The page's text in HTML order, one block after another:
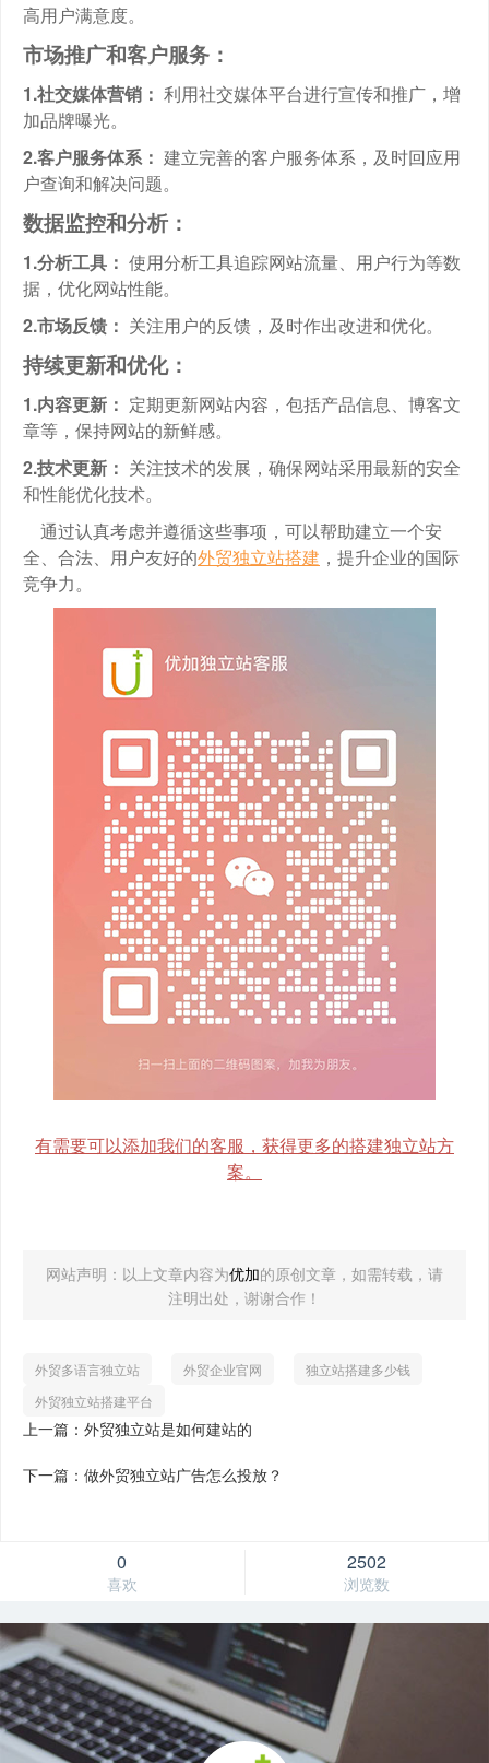
高用户满意度。
市场推广和客户服务：
1.社交媒体营销： 利用社交媒体平台进行宣传和推广，增
加品牌曝光。
2.客户服务体系： 建立完善的客户服务体系，及时回应用
户查询和解决问题。
数据监控和分析：
1.分析工具： 使用分析工具追踪网站流量、用户行为等数
据，优化网站性能。
2.市场反馈： 关注用户的反馈，及时作出改进和优化。
持续更新和优化：
1.内容更新： 定期更新网站内容，包括产品信息、博客文
章等，保持网站的新鲜感。
2.技术更新： 关注技术的发展，确保网站采用最新的安全
和性能优化技术。
通过认真考虑并遵循这些事项，可以帮助建立一个安
全、合法、用户友好的外贸独立站搭建 ，提升企业的国际
竞争力。
有需要可以添加我们的客服，获得更多的搭建独立站方
案。
网站声明：以上文章内容为优加的原创文章，如需转载，请
注明出处，谢谢合作！
外贸多语言独立站 外贸企业官网
独立站搭建多少钱
外贸独立站搭建平台
上一篇：外贸独立站是如何建站的
下一篇：做外贸独立站广告怎么投放？
0
喜欢
2502
浏览数